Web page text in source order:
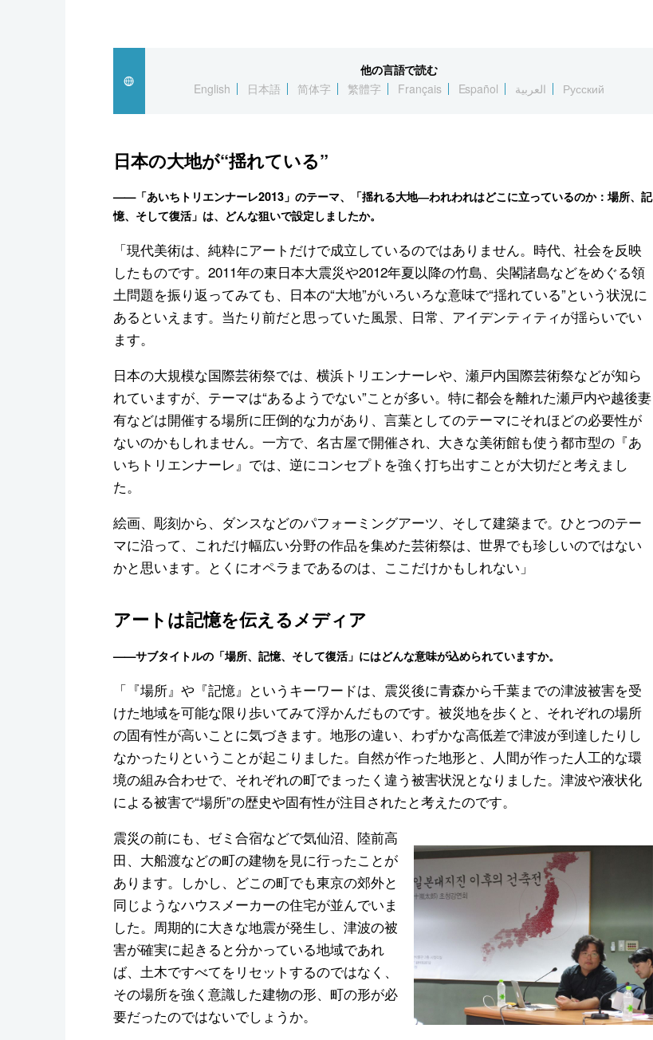
他の言語で読む
English
日本語 简体字 繁體字 Français Español العربية Русский
日本の大地が“揺れている”
——「あいちトリエンナーレ2013」のテーマ、「揺れる大地―われわれはどこに立っているのか：場所、記
憶、そして復活」は、どんな狙いで設定しましたか。
「現代美術は、純粋にアートだけで成立しているのではありません。時代、社会を反映
したものです。2011年の東日本大震災や2012年夏以降の竹島、尖閣諸島などをめぐる領
土問題を振り返ってみても、日本の“大地”がいろいろな意味で“揺れている”という状況に
あるといえます。当たり前だと思っていた風景、日常、アイデンティティが揺らいでい
ます。
日本の大規模な国際芸術祭では、横浜トリエンナーレや、瀬戸内国際芸術祭などが知ら
れていますが、テーマは“あるようでない”ことが多い。特に都会を離れた瀬戸内や越後妻
有などは開催する場所に圧倒的な力があり、言葉としてのテーマにそれほどの必要性が
ないのかもしれません。一方で、名古屋で開催され、大きな美術館も使う都市型の『あ
いちトリエンナーレ』では、逆にコンセプトを強く打ち出すことが大切だと考えまし
た。
絵画、彫刻から、ダンスなどのパフォーミングアーツ、そして建築まで。ひとつのテー
マに沿って、これだけ幅広い分野の作品を集めた芸術祭は、世界でも珍しいのではない
かと思います。とくにオペラまであるのは、ここだけかもしれない」
アートは記憶を伝えるメディア
——サブタイトルの「場所、記憶、そして復活」にはどんな意味が込められていますか。
「『場所』や『記憶』というキーワードは、震災後に青森から千葉までの津波被害を受
けた地域を可能な限り歩いてみて浮かんだものです。被災地を歩くと、それぞれの場所
の固有性が高いことに気づきます。地形の違い、わずかな高低差で津波が到達したりし
なかったりということが起こりました。自然が作った地形と、人間が作った人工的な環
境の組み合わせで、それぞれの町でまったく違う被害状況となりました。津波や液状化
による被害で“場所”の歴史や固有性が注目されたと考えたのです。
震災の前にも、ゼミ合宿などで気仙沼、陸前高
田、大船渡などの町の建物を見に行ったことが
あります。しかし、どこの町でも東京の郊外と
同じようなハウスメーカーの住宅が並んでいま
した。周期的に大きな地震が発生し、津波の被
害が確実に起きると分かっている地域であれ
ば、土木ですべてをリセットするのではなく、
その場所を強く意識した建物の形、町の形が必
要だったのではないでしょうか。